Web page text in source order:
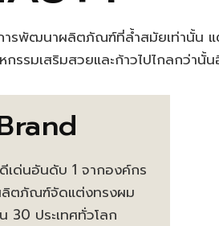
ารพัฒนาผลิตภัณฑ์ที่ล้ำสมัยเท่านั้น
รรมเสริมสวยและก้าวไปไกลกว่านั้
เด่นอันดับ 1 จากองค์กร
ลิตภัณฑ์จัดแต่งทรงผม
30 ประเทศทั่วโลก